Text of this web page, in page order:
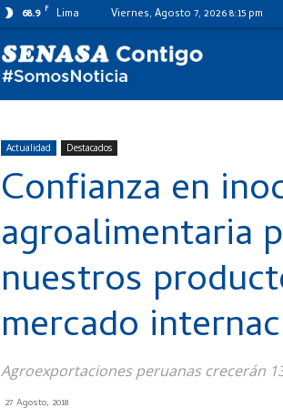
68.9 F Lima Viernes, Agosto 7, 2026 8:15 pm
Actualidad Destacados
Confianza en
agroalimentaria
nuestros
mercado
Agroexportaciones peruanas crecerán
27 Agosto, 2018